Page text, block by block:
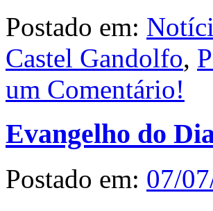
Postado em:
Castel Gandolfo,
um Comentário!
Evangelho do
Postado em: 07/